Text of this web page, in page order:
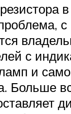
с
с
и
Больше